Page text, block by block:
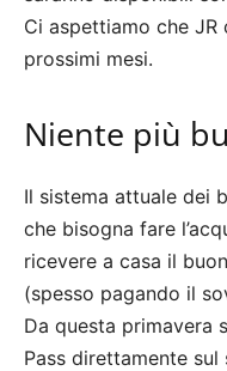
Ci aspettiamo che JR
prossimi mesi.
Niente più
Il sistema attuale dei
che bisogna fare
ricevere a casa il
(spesso pagando il
Da questa primavera
Pass direttamente